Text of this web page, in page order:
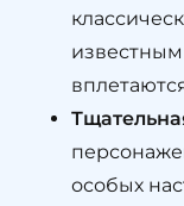
особых